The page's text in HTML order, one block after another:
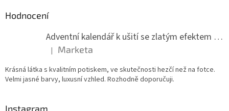
Hodnocení
Adventní kalendář k ušití se zlatým efektem 042Q
Hodnocení produktu je 5 z 5 hvězdiček.
| Marketa
Krásná látka s kvalitním potiskem, ve skutečnosti hezčí než na fotce.
Velmi jasné barvy, luxusní vzhled. Rozhodně doporučuji.
Instagram